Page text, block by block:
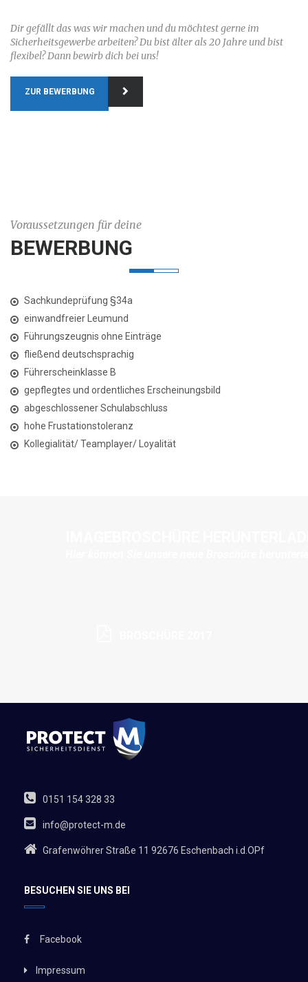
Dir gefällt das was wir machen und du möchtest gerne im
Sicherheitsgewerbe arbeiten? Du bist älter als 20 Jahre und bist
flexibel? Dann bewirb dich bei uns!
ZUR BEWERBUNG
Voraussetzungen für deine
BEWERBUNG
Sachkundeprüfung §34a
einwandfreier Leumund
Führungszeugnis ohne Einträge
fließend deutschsprachig
Führerscheinklasse B
gepflegtes und ordentliches Erscheinungsbild
abgeschlossener Schulabschluss
hohe Frustationstoleranz
Kollegialität/ Teamplayer/ Loyalität
0151 154 328 33
info@protect-m.de
Grafenwöhrer Straße 11 92676 Eschenbach i.d.OPf
BESUCHEN SIE UNS BEI
Facebook
Impressum